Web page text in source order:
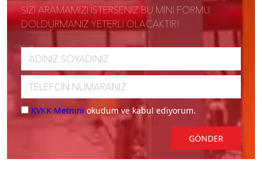
SİZİ ARAMAMIZI İSTERSENİZ BU MİNİ FORMU
DOLDURMANIZ YETERLİ OLACAKTIR!
KVKK Metnini okudum ve kabul ediyorum.
GÖNDER